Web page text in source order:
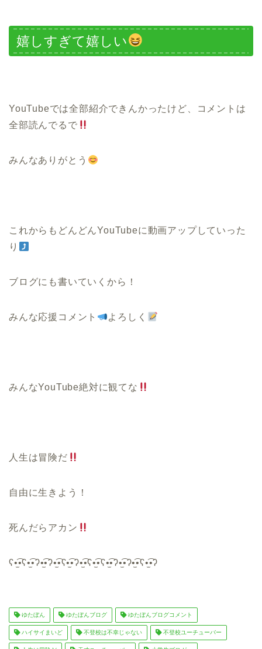
嬉しすぎて嬉しい
YouTubeでは全部紹介できんかったけど、コメントは
全部読んでるで
みんなありがとう
これからもどんどんYouTubeに動画アップしていった
り
ブログにも書いていくから！
みんな応援コメント よろしく
みんなYouTube絶対に観てな
人生は冒険だ
自由に生きよう！
死んだらアカン
ʕ•̫͡•ʕ•̫͡•ʔ•̫͡•ʔ•̫͡•ʕ•̫͡•ʔ•̫͡•ʕ•̫͡•ʕ•̫͡•ʔ•̫͡•ʔ•̫͡•ʕ•̫͡•ʔ
ゆたぼん ゆたぼんブログ ゆたぼんブログコメント
ハイサイまいど 不登校は不幸じゃない 不登校ユーチューバー